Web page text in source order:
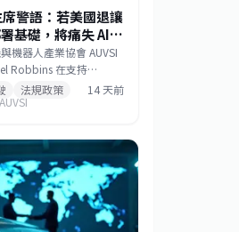
警語：若美國退讓
基礎，將痛失 AI
機器人產業協會 AUVSI
Robbins 在支持
法案》的證詞中強調，機
慧的實體化身，若美國
出建構 AI 領導地位所仰
此聽證會旨在推動立
機器人系統的供應鏈安
數據外流。
法規政策
14 天前